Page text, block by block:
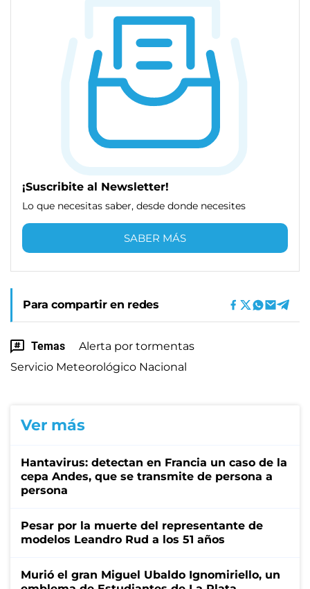
¡Suscribite al Newsletter!
Lo que necesitas saber, desde donde necesites
SABER MÁS
Para compartir en redes
Temas
Alerta por tormentas
Servicio Meteorológico Nacional
Ver más
Hantavirus: detectan en Francia un caso de la
cepa Andes, que se transmite de persona a
persona
Pesar por la muerte del representante de
modelos Leandro Rud a los 51 años
Murió el gran Miguel Ubaldo Ignomiriello, un